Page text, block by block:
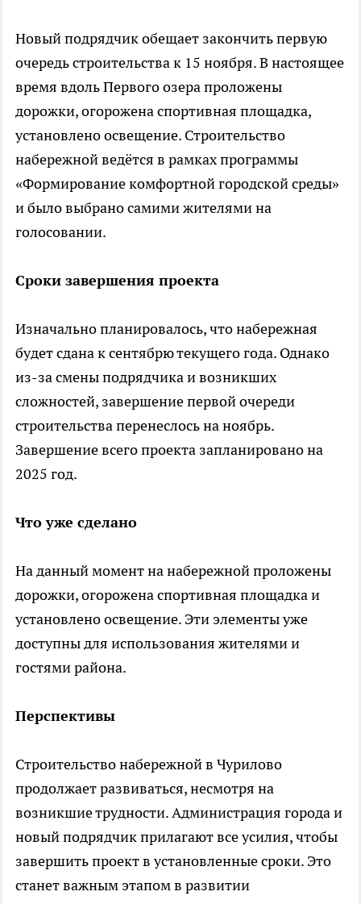
Новый подрядчик обещает закончить первую
очередь строительства к 15 ноября. В настоящее
время вдоль Первого озера проложены
дорожки, огорожена спортивная площадка,
установлено освещение. Строительство
набережной ведётся в рамках программы
«Формирование комфортной городской среды»
и было выбрано самими жителями на
голосовании.
Сроки завершения проекта
Изначально планировалось, что набережная
будет сдана к сентябрю текущего года. Однако
из-за смены подрядчика и возникших
сложностей, завершение первой очереди
строительства перенеслось на ноябрь.
Завершение всего проекта запланировано на
2025 год.
Что уже сделано
На данный момент на набережной проложены
дорожки, огорожена спортивная площадка и
установлено освещение. Эти элементы уже
доступны для использования жителями и
гостями района.
Перспективы
Строительство набережной в Чурилово
продолжает развиваться, несмотря на
возникшие трудности. Администрация города и
новый подрядчик прилагают все усилия, чтобы
завершить проект в установленные сроки. Это
станет важным этапом в развитии